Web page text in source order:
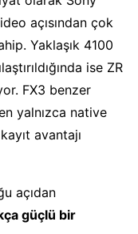
açısından çok
Yaklaşık 4100
ise ZR
FX3 benzer
yalnızca native
avantajı
açıdan
güçlü bir